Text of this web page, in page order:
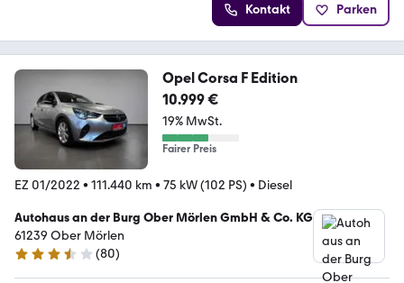
Kontakt Parken
Opel Corsa F Edition
10.999 €
19% MwSt.
Fairer Preis
EZ 01/2022 • 111.440 km • 75 kW (102 PS) • Diesel
Autohaus an der Burg Ober Mörlen GmbH & Co. KG
61239 Ober Mörlen
3.7 Sterne
(80)